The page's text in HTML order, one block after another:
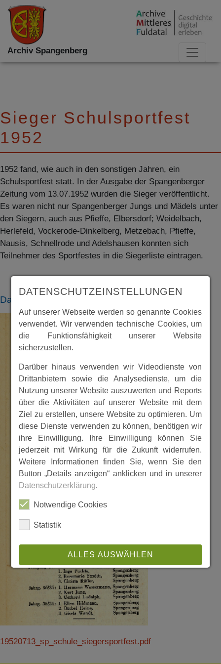
Archiv Spangenberg
Sieger Schulsportfest
1952
1952 fand, wie auch in den sonstigen Jahren, ein
Schulsportfest statt. In der Ausgabe der Spangenberger
Zeitung vom 13.07.1952 wurden die Sieger veröffentlicht.
Es waren nicht nur Spangenberger Jungs und Mädels unter
den Siegern, auch aus Pfieffe, Elbersdorf; Weidelbach,
Herlefeld, Vockerode-Dinkelberg, Metzebach, Pfieffe,
Nausis, Schnellrode und Adelshausen konnten sich
Teilnehmer des Sportfestes in die Siegerliste eintragen.
Dateien
19520713_sp_schule_siegersportfest.pdf
DATENSCHUTZEINSTELLUNGEN
Auf unserer Webseite werden so genannte Cookies
verwendet. Wir verwenden technische Cookies, um
die Funktionsfähigkeit unserer Website
sicherzustellen.
Darüber hinaus verwenden wir Videodienste von
Drittanbietern sowie die Analysedienste, um die
Nutzung unserer Website auszuwerten und Reports
über die Aktivitäten auf unserer Website mit dem
Ziel zu erstellen, unsere Website zu optimieren. Um
diese Dienste verwenden zu können, benötigen wir
ihre Einwilligung. Ihre Einwilligung können Sie
jederzeit mit Wirkung für die Zukunft widerrufen.
Weitere Informationen finden Sie, wenn Sie den
Button „Details anzeigen“ anklicken und in unserer
Datenschutzerklärung.
Notwendige Cookies
Statistik
ALLES AUSWÄHLEN
ABLEHNEN
SPEICHERN